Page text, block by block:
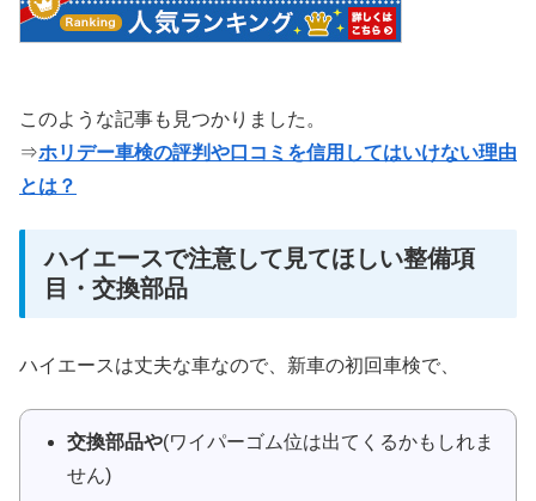
このような記事も見つかりました。
⇒ホリデー車検の評判や口コミを信用してはいけない理由
とは？
ハイエースで注意して見てほしい整備項
目・交換部品
ハイエースは丈夫な車なので、新車の初回車検で、
交換部品や(ワイパーゴム位は出てくるかもしれま
せん)